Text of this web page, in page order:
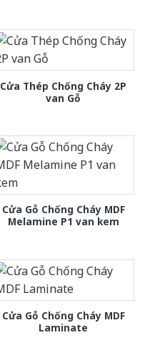
Cửa Thép Chống Cháy 2P
van Gỗ
Cửa Gỗ Chống Cháy MDF
Melamine P1 van kem
Cửa Gỗ Chống Cháy MDF
Laminate